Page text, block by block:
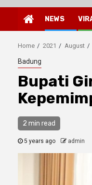
NEWS
Home 2021 August
Badung
Bupati
2 min read
5 years ago admin